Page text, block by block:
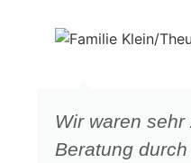
Wir waren
Beratung